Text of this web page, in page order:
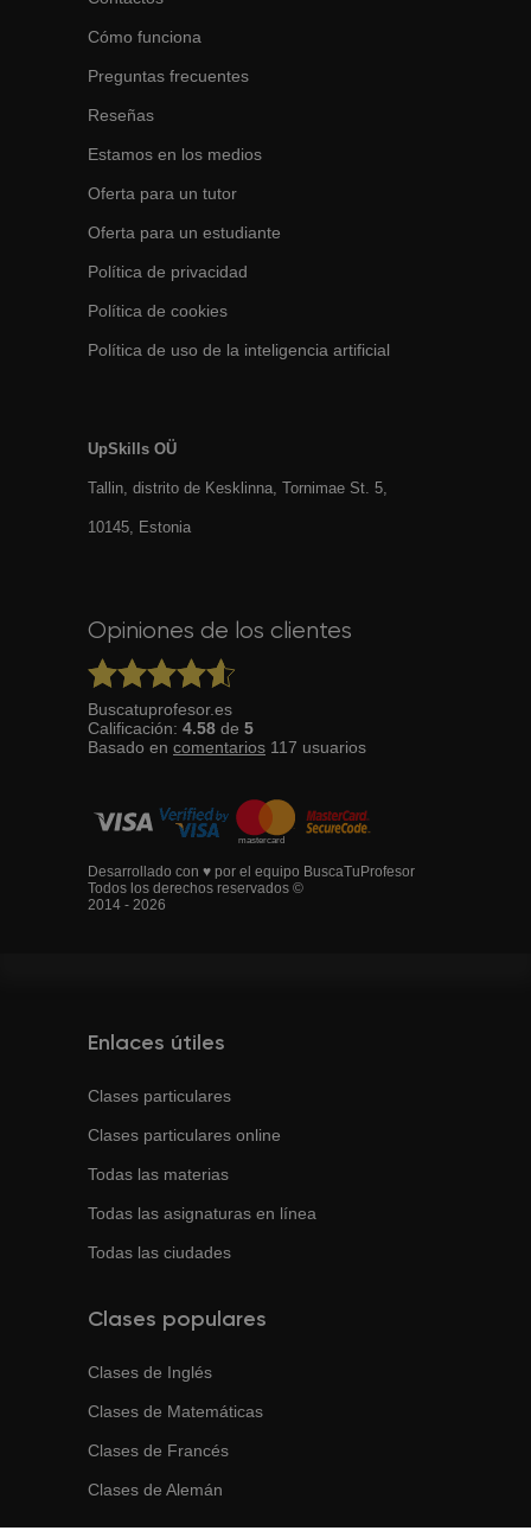
Cómo funciona
Preguntas frecuentes
Reseñas
Estamos en los medios
Oferta para un tutor
Oferta para un estudiante
Política de privacidad
Política de cookies
Política de uso de la inteligencia artificial
UpSkills OÜ
Tallin, distrito de Kesklinna, Tornimаe St. 5,
10145, Estonia
Opiniones de los clientes
Buscatuprofesor.es
Calificación: 4.58 de 5
Basado en comentarios 117 usuarios
Desarrollado con ♥ por el equipo BuscaTuProfesor
Todos los derechos reservados ©
2014 - 2026
Enlaces útiles
Clases particulares
Clases particulares online
Todas las materias
Todas las asignaturas en línea
Todas las ciudades
Clases populares
Clases de Inglés
Clases de Matemáticas
Clases de Francés
Clases de Alemán